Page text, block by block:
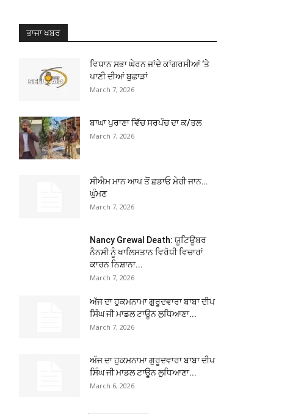
ਤਾਜਾ ਖਬਰ
ਵਿਧਾਨ ਸਭਾ ਘੇਰਨ ਜਾਂਦੇ ਕਾਂਗਰਸੀਆਂ ’ਤੇ
ਪਾਣੀ ਦੀਆਂ ਬੁਛਾੜਾਂ
March 7, 2026
ਬਾਘਾ ਪੁਰਾਣਾ ਵਿੱਚ ਸਰਪੰਚ ਦਾ ਕ/ਤਲ
March 7, 2026
ਸੀਐਮ ਮਾਨ ਆਪ ਤੋਂ ਛਡਾਓ ਮੇਰੀ ਜਾਨ…
ਘੁੰਮਣ
March 7, 2026
Nancy Grewal Death: ਯੂਟਿਊਬਰ
ਨੈਨਸੀ ਨੂੰ ਖਾਲਿਸਤਾਨ ਵਿਰੋਧੀ ਵਿਚਾਰਾਂ
ਕਾਰਨ ਨਿਸ਼ਾਨਾ...
March 7, 2026
ਅੱਜ ਦਾ ਹੁਕਮਨਾਮਾ ਗੁਰੂਦਵਾਰਾ ਬਾਬਾ ਦੀਪ
ਸਿੰਘ ਜੀ ਮਾਡਲ ਟਾਊਨ ਲੁਧਿਆਣਾ...
March 7, 2026
ਅੱਜ ਦਾ ਹੁਕਮਨਾਮਾ ਗੁਰੂਦਵਾਰਾ ਬਾਬਾ ਦੀਪ
ਸਿੰਘ ਜੀ ਮਾਡਲ ਟਾਊਨ ਲੁਧਿਆਣਾ...
March 6, 2026